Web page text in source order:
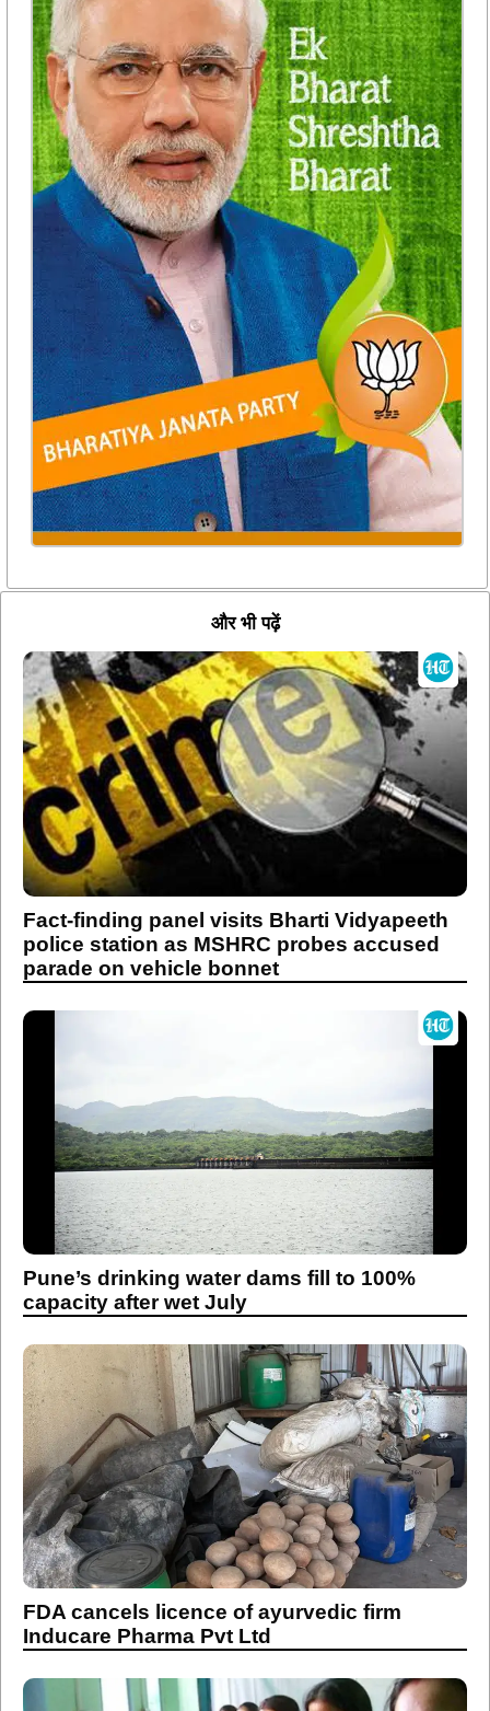
और भी पढ़ें
Fact-finding panel visits Bharti Vidyapeeth
police station as MSHRC probes accused
parade on vehicle bonnet
Pune’s drinking water dams fill to 100%
capacity after wet July
FDA cancels licence of ayurvedic firm
Inducare Pharma Pvt Ltd